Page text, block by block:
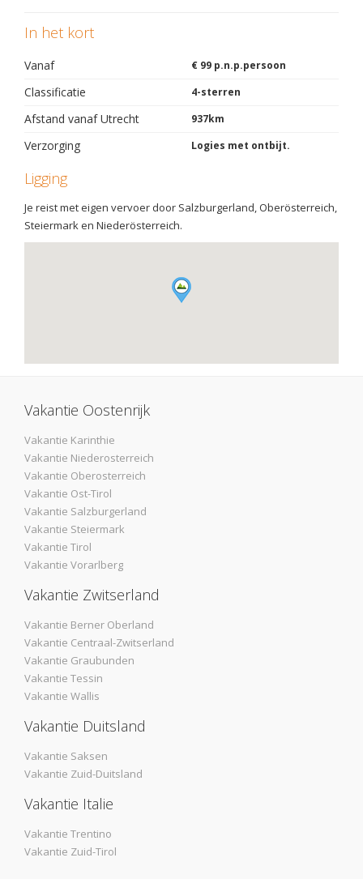
In het kort
Vanaf € 99 p.n.p.persoon
Classificatie 4-sterren
Afstand vanaf Utrecht 937km
Verzorging Logies met ontbijt.
Ligging
Je reist met eigen vervoer door Salzburgerland, Oberösterreich,
Steiermark en Niederösterreich.
Vakantie Oostenrijk
Vakantie Karinthie
Vakantie Niederosterreich
Vakantie Oberosterreich
Vakantie Ost-Tirol
Vakantie Salzburgerland
Vakantie Steiermark
Vakantie Tirol
Vakantie Vorarlberg
Vakantie Zwitserland
Vakantie Berner Oberland
Vakantie Centraal-Zwitserland
Vakantie Graubunden
Vakantie Tessin
Vakantie Wallis
Vakantie Duitsland
Vakantie Saksen
Vakantie Zuid-Duitsland
Vakantie Italie
Vakantie Trentino
Vakantie Zuid-Tirol